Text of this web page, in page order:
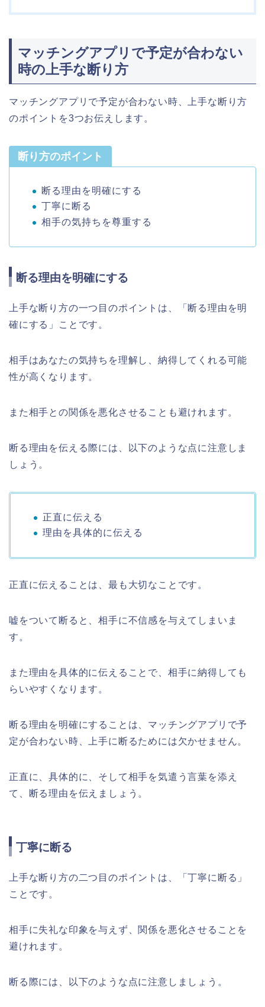
マッチングアプリで予定が合わない
時の上手な断り方
マッチングアプリで予定が合わない時、上手な断り方
のポイントを3つお伝えします。
断り方のポイント
断る理由を明確にする
丁寧に断る
相手の気持ちを尊重する
断る理由を明確にする
上手な断り方の一つ目のポイントは、「断る理由を明
確にする」ことです。
相手はあなたの気持ちを理解し、納得してくれる可能
性が高くなります。
また相手との関係を悪化させることも避けれます。
断る理由を伝える際には、以下のような点に注意しま
しょう。
正直に伝える
理由を具体的に伝える
正直に伝えることは、最も大切なことです。
嘘をついて断ると、相手に不信感を与えてしまいま
す。
また理由を具体的に伝えることで、相手に納得しても
らいやすくなります。
断る理由を明確にすることは、マッチングアプリで予
定が合わない時、上手に断るためには欠かせません。
正直に、具体的に、そして相手を気遣う言葉を添え
て、断る理由を伝えましょう。
丁寧に断る
上手な断り方の二つ目のポイントは、「丁寧に断る」
ことです。
相手に失礼な印象を与えず、関係を悪化させることを
避けれます。
断る際には、以下のような点に注意しましょう。